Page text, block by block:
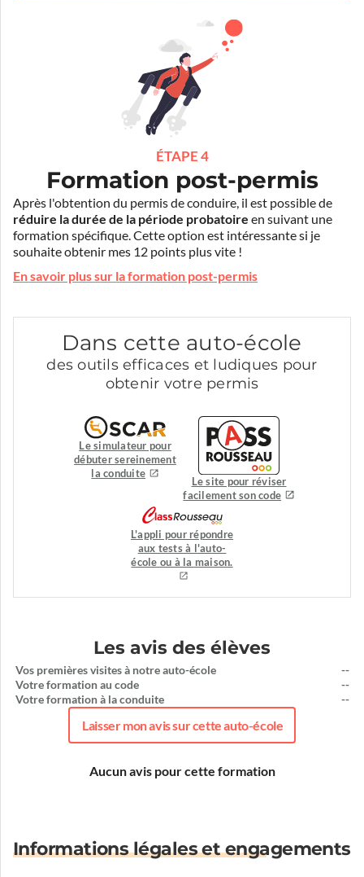
ÉTAPE 4
Formation post-permis
Après l'obtention du permis de conduire, il est possible de
réduire la durée de la période probatoire en suivant une
formation spécifique. Cette option est intéressante si je
souhaite obtenir mes 12 points plus vite !
En savoir plus sur la formation post-permis
Dans cette auto-école
des outils efficaces et ludiques pour
obtenir votre permis
Le simulateur pour
débuter sereinement
la conduite
Le site pour réviser
facilement son code
L'appli pour répondre
aux tests à l'auto-
école ou à la maison.
Les avis des élèves
Vos premières visites à notre auto-école
Votre formation au code
Votre formation à la conduite
--
--
--
Laisser mon avis sur cette auto-école
Aucun avis pour cette formation
Informations légales et engagements